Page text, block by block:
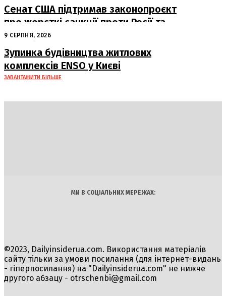
Сенат США підтримав законопроєкт
про жорсткі санкції проти Росії та
Ірану
9 СЕРПНЯ, 2026
Зупинка будівництва житлових
комплексів ENSO у Києві
ЗАВАНТАЖИТИ БІЛЬШЕ
МИ В СОЦІАЛЬНИХ МЕРЕЖАХ:
©2023, Dailyinsiderua.com. Використання матеріалів
сайту тільки за умови посилання (для інтернет-видань
- гіперпосилання) на "Dailyinsiderua.com" не нижче
другого абзацу - otrschenbi@gmail.com